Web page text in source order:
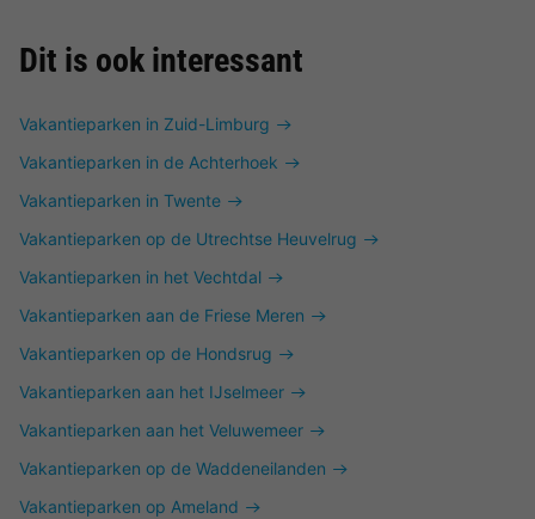
Dit is ook interessant
Vakantieparken in Zuid-Limburg
Vakantieparken in de Achterhoek
Vakantieparken in Twente
Vakantieparken op de Utrechtse Heuvelrug
Vakantieparken in het Vechtdal
Vakantieparken aan de Friese Meren
Vakantieparken op de Hondsrug
Vakantieparken aan het IJselmeer
Vakantieparken aan het Veluwemeer
Vakantieparken op de Waddeneilanden
Vakantieparken op Ameland